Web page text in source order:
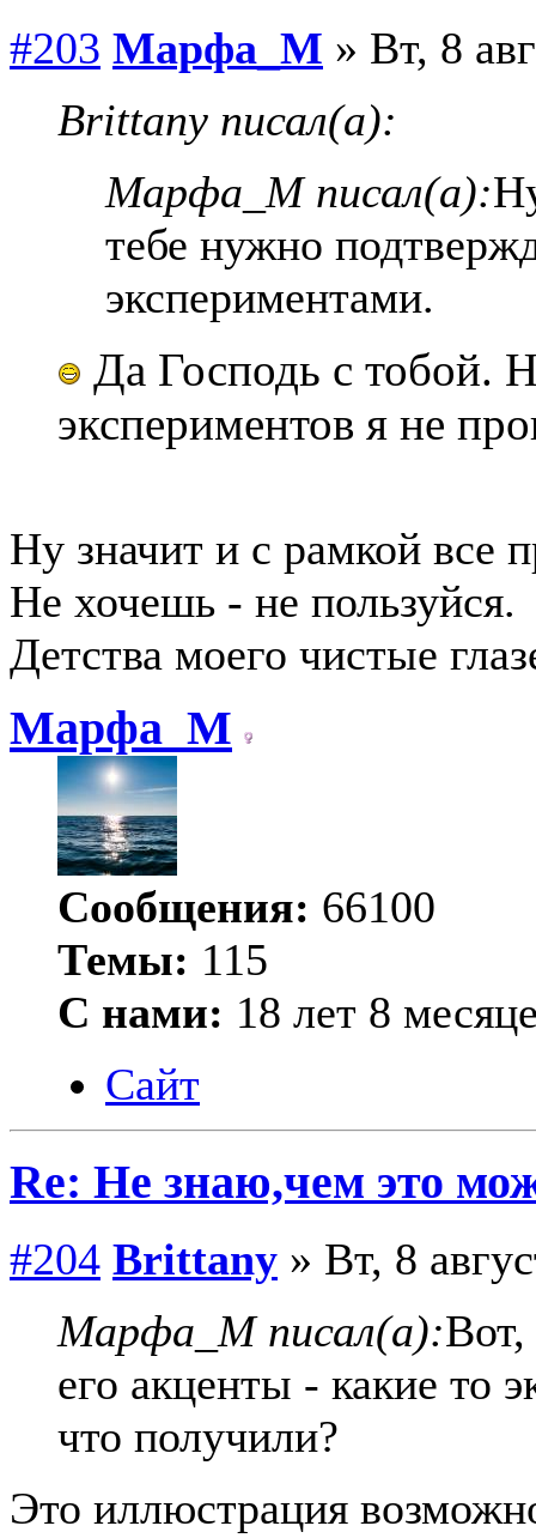
#203 Марфа_М » Вт, 8
Brittany писал(а):
Марфа_М писал(а):
тебе нужно
экспериментами.
Да Господь с тобой.
экспериментов я не
Ну значит и с рамкой все
Не хочешь - не пользуйся.
Детства моего чистые
Марфа_М
Сообщения: 66100
Темы: 115
С нами: 18 лет 8
Сайт
Re: Не знаю,чем это
#204 Brittany » Вт, 8
Марфа_М писал(а):
его акценты - какие то
что получили?
Это иллюстрация